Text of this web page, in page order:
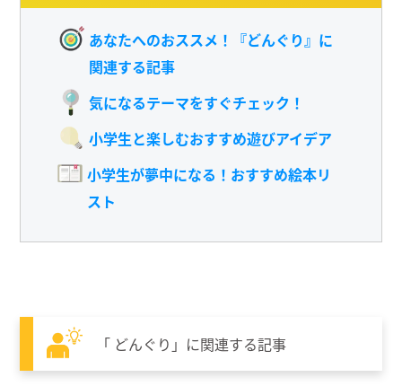
あなたへのおススメ！『どんぐり』に
関連する記事
気になるテーマをすぐチェック！
小学生と楽しむおすすめ遊びアイデア
小学生が夢中になる！おすすめ絵本リ
スト
「 どんぐり」に関連する記事